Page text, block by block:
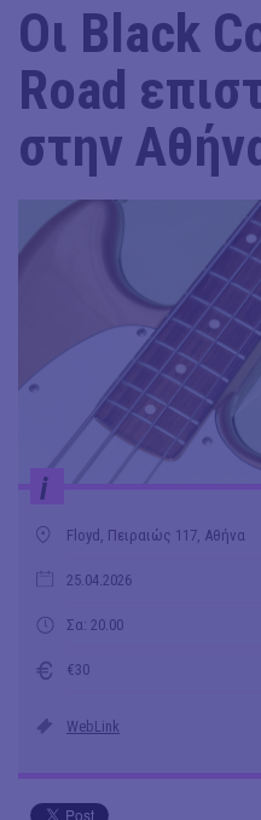
Οι Black
Road
στην
i
Floyd, Πειραιώς 117, Αθήνα
25.04.2026
Σα: 20.00
€30
WebLink